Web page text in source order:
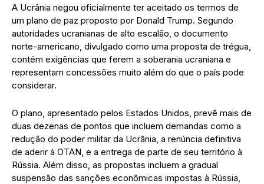
A Ucrânia negou oficialmente ter aceitado os termos de
um plano de paz proposto por Donald Trump. Segundo
autoridades ucranianas de alto escalão, o documento
norte-americano, divulgado como uma proposta de trégua,
contém exigências que ferem a soberania ucraniana e
representam concessões muito além do que o país pode
considerar.
O plano, apresentado pelos Estados Unidos, prevê mais de
duas dezenas de pontos que incluem demandas como a
redução do poder militar da Ucrânia, a renúncia definitiva
de aderir à OTAN, e a entrega de parte de seu território à
Rússia. Além disso, as propostas incluem a gradual
suspensão das sanções econômicas impostas à Rússia,